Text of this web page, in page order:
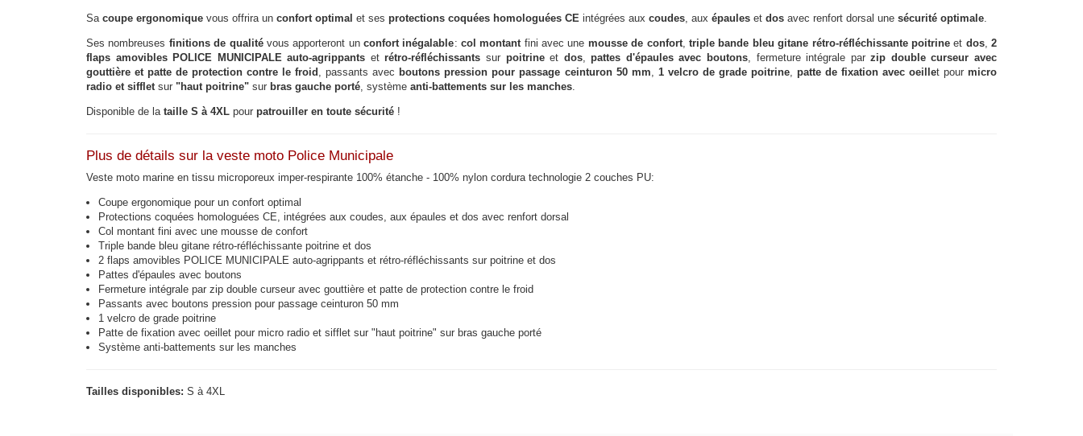
Sacoupe ergonomique vous offrira un confort optimal et ses protections coquées homologuées CE intégrées aux coudes, aux épaules et dos avec renfort dorsal une sécurité optimale.
Ses nombreuses finitions de qualitévous apporteront unconfort inégalable: col montantfini avec une mousse de confort, triple bande bleu gitane rétro-réfléchissante poitrineet dos,2
flaps amovibles POLICE MUNICIPALE auto-agrippants etrétro-réfléchissants sur poitrineet dos, pattes d'épaules avec boutons, fermeture intégrale parzip double curseur avec
gouttière et patte de protection contre le froid , passants avec boutons pression pour passage ceinturon 50 mm, 1 velcro de grade poitrine, patte de fixation avec oeillet pourmicro
radio et siffletsur "haut poitrine" sur bras gauche porté, système anti-battements sur les manches.
Disponible de lataille S à 4XL pour patrouiller en toute sécurité !
Plus de détails sur la veste moto Police Municipale
Veste moto marine en tissu microporeux imper-respirante 100% étanche - 100% nylon cordura technologie 2 couches PU:
Coupe ergonomique pour un confort optimal
Protections coquées homologuées CE, intégrées aux coudes, aux épaules et dos avec renfort dorsal
Col montant fini avec une mousse de confort
Triple bande bleu gitane rétro-réfléchissante poitrine et dos
2 flaps amovibles POLICE MUNICIPALE auto-agrippants et rétro-réfléchissants sur poitrine et dos
Pattes d'épaules avec boutons
Fermeture intégrale par zip double curseur avec gouttière et patte de protection contre le froid
Passants avec boutons pression pour passage ceinturon 50 mm
1 velcro de grade poitrine
Patte de fixation avec oeillet pour micro radio et sifflet sur "haut poitrine" sur bras gauche porté
Système anti-battements sur les manches
Tailles disponibles: S à 4XL